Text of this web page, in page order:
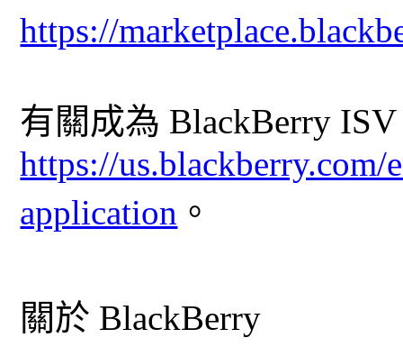
https://
有關成為 BlackBerry
https://us.blackberry.com/
application 。
關於 BlackBerry